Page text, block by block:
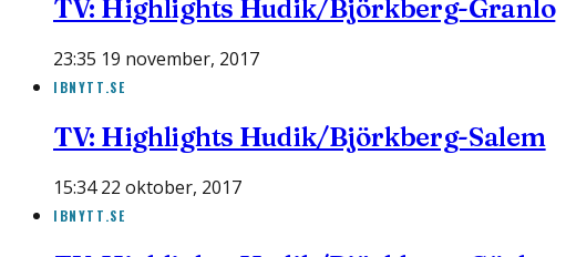
TV: Highlights Hudik/Björkberg-Granlo
23:35 19 november, 2017
IBNYTT.SE
TV: Highlights Hudik/Björkberg-Salem
15:34 22 oktober, 2017
IBNYTT.SE